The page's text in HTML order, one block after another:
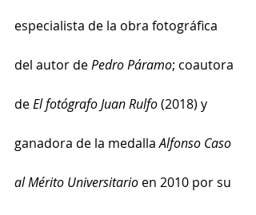
especialista de la obra fotográfica
del autor de Pedro Páramo; coautora
de El fotógrafo Juan Rulfo (2018) y
ganadora de la medalla Alfonso Caso
al Mérito Universitario en 2010 por su